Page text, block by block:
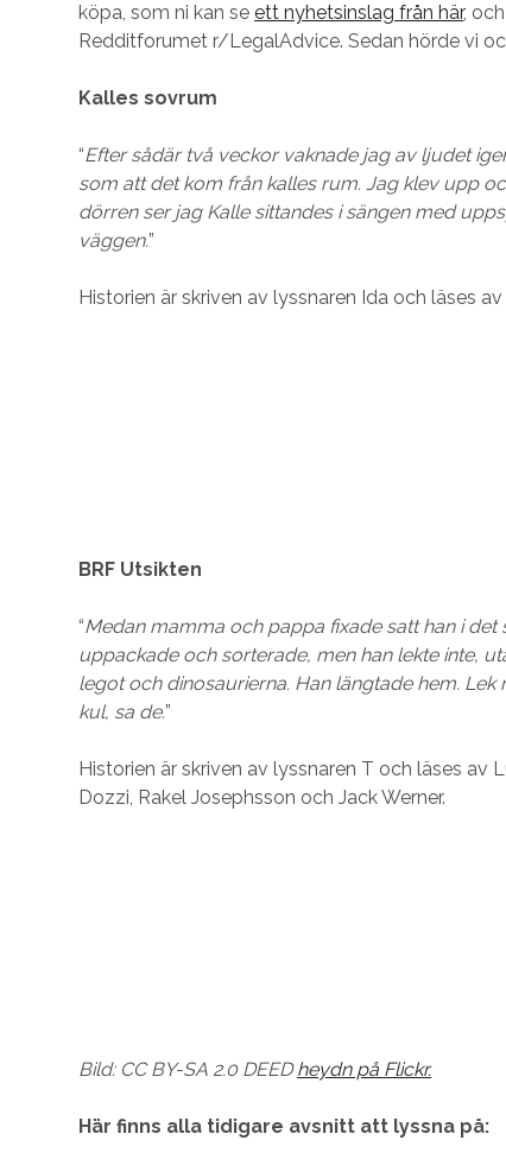
köpa, som ni kan seett nyhetsinslag från här,
Redditforumet r/LegalAdvice. Sedan hörde vi
Kalles sovrum
“Efter sådär två veckor vaknade jag av ljudet
som att det kom från kalles rum. Jag klev upp
dörren ser jag Kalle sittandes i sängen med
väggen.”
Historien är skriven av lyssnaren Ida och läses
BRF Utsikten
“Medan mamma och pappa fixade satt han i
uppackade och sorterade, men han lekte inte,
legot och dinosaurierna. Han längtade hem.
kul, sa de.”
Historien är skriven av lyssnaren T och läses av
Dozzi, Rakel Josephsson och Jack Werner.
Bild: CC BY-SA 2.0 DEEDheydn på Flickr.
Här finns alla tidigare avsnitt att lyssna på: